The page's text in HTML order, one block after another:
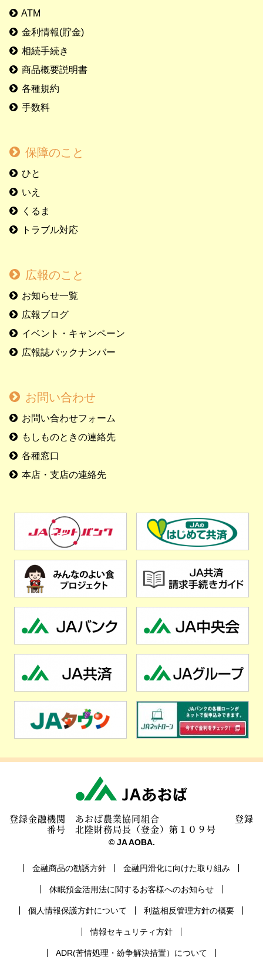
ATM
金利情報(貯金)
相続手続き
商品概要説明書
各種規約
手数料
保障のこと
ひと
いえ
くるま
トラブル対応
広報のこと
お知らせ一覧
広報ブログ
イベント・キャンペーン
広報誌バックナンバー
お問い合わせ
お問い合わせフォーム
もしものときの連絡先
各種窓口
本店・支店の連絡先
登録金融機関 あおば農業協同組合 登録
番号 北陸財務局長（登金）第１０９号
© JA AOBA.
金融商品の勧誘方針 金融円滑化に向けた取り組み
休眠預金活用法に関するお客様へのお知らせ
個人情報保護方針について 利益相反管理方針の概要
情報セキュリティ方針
ADR(苦情処理・紛争解決措置）について